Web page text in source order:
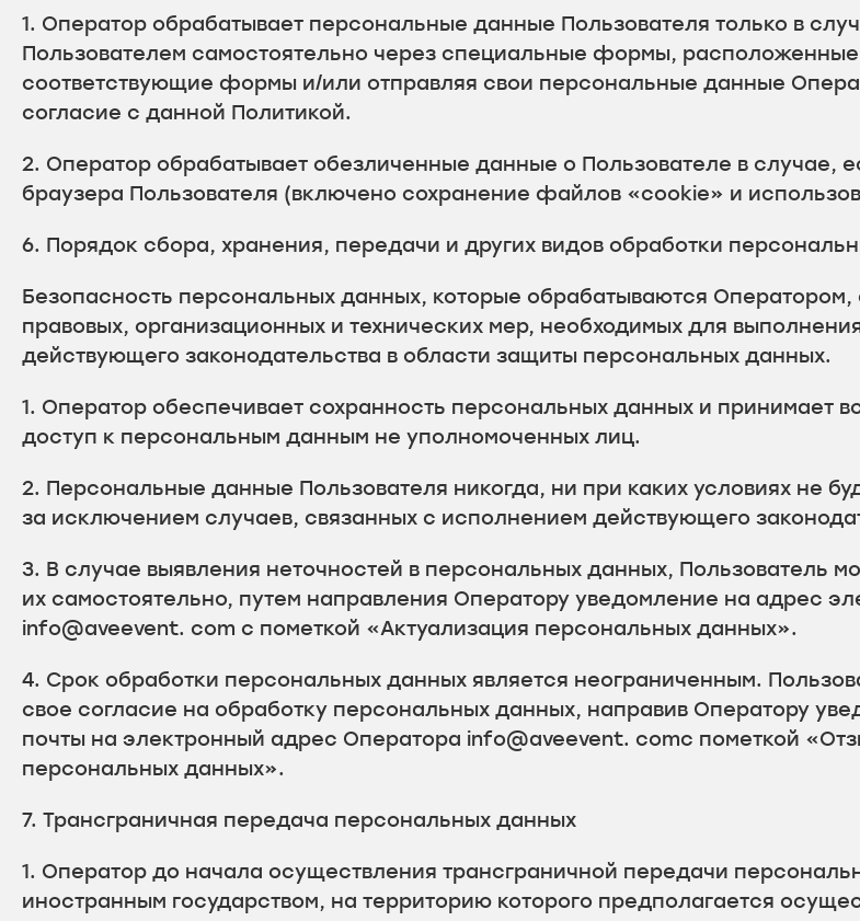
1. Оператор обрабатывает персональные данные Пользователя только в
Пользователем самостоятельно через специальные формы,
соответствующие формы и/или отправляя свои персональные данные
согласие с данной Политикой.
2. Оператор обрабатывает обезличенные данные о Пользователе в случае,
браузера Пользователя (включено сохранение файлов «cookie» и
6. Порядок сбора, хранения, передачи и других видов обработки
Безопасность персональных данных, которые обрабатываются
правовых, организационных и технических мер, необходимых для
действующего законодательства в области защиты персональных данных.
1. Оператор обеспечивает сохранность персональных данных и
доступ к персональным данным не уполномоченных лиц.
2. Персональные данные Пользователя никогда, ни при каких условиях не
за исключением случаев, связанных с исполнением действующего
3. В случае выявления неточностей в персональных данных, Пользователь
их самостоятельно, путем направления Оператору уведомление на адрес
info@aveevent. com с пометкой «Актуализация персональных данных».
4. Срок обработки персональных данных является неограниченным.
свое согласие на обработку персональных данных, направив Оператору
почты на электронный адрес Оператора info@aveevent. comс пометкой
персональных данных».
7. Трансграничная передача персональных данных
1. Оператор до начала осуществления трансграничной передачи
иностранным государством, на территорию которого предполагается